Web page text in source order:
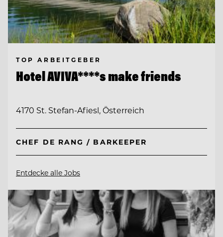
TOP ARBEITGEBER
Hotel AVIVA****s make friends
4170 St. Stefan-Afiesl, Österreich
CHEF DE RANG / BARKEEPER
Entdecke alle Jobs